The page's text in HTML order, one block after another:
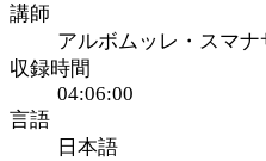
講師
アルボムッレ・スマ
収録時間
04:06:00
言語
日本語